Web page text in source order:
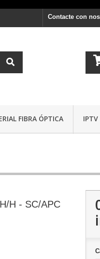
Contacte con
FIBRA ÓPTICA IPTV
H - SC/APC